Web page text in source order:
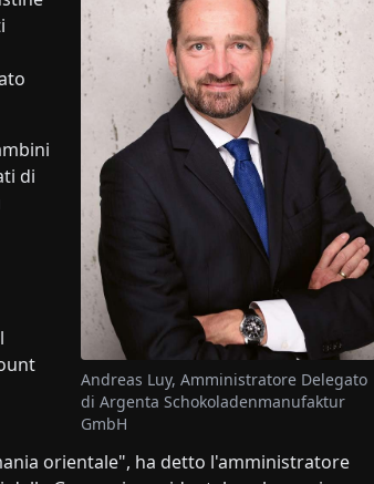
di
Andreas Luy, Amministratore Delegato
di Argenta Schokoladenmanufaktur
GmbH
orientale", ha detto l'amministratore